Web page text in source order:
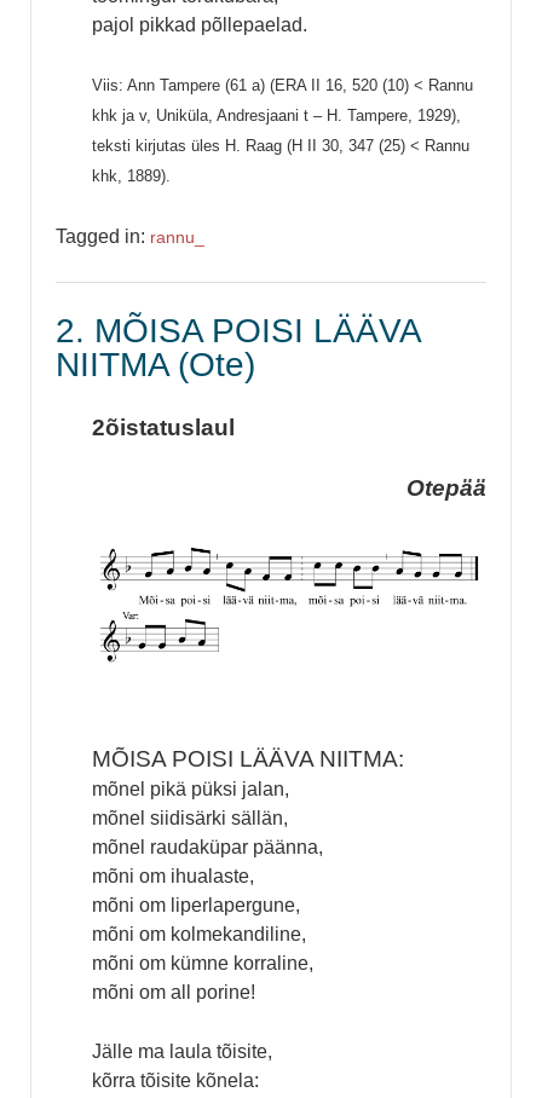
pajol pikkad põllepaelad.
Viis: Ann Tampere (61 a) (ERA II 16, 520 (10) < Rannu
khk ja v, Uniküla, Andresjaani t – H. Tampere, 1929),
teksti kirjutas üles H. Raag (H II 30, 347 (25) < Rannu
khk, 1889).
Tagged in: rannu_
2. MÕISA POISI LÄÄVA
NIITMA (Ote)
2õistatuslaul
Otepää
MÕISA POISI LÄÄVA NIITMA:
mõnel pikä püksi jalan,
mõnel siidisärki sällän,
mõnel raudaküpar päänna,
mõni om ihualaste,
mõni om liperlapergune,
mõni om kolmekandiline,
mõni om kümne korraline,
mõni om all porine!
Jälle ma laula tõisite,
kõrra tõisite kõnela: